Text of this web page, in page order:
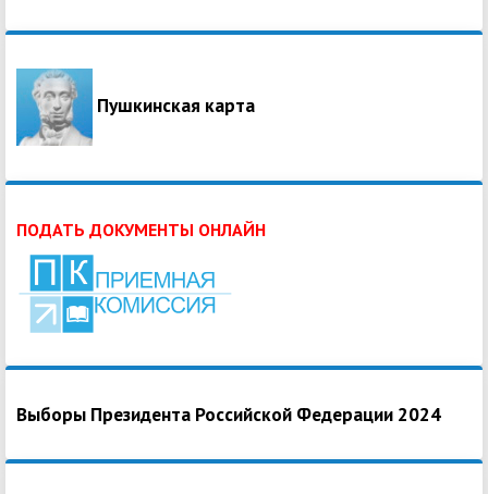
Пушкинская карта
ПОДАТЬ ДОКУМЕНТЫ ОНЛАЙН
Выборы Президента Российской Федерации 2024